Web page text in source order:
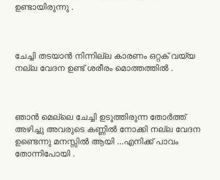
ഉണ്ടായിരുന്നു .
ചേച്ചി തടയാൻ നിന്നില്ല കാരണം ഒറ്റക് വയ്യ
നല്ല വേദന ഉണ്ട് ശരീരം മൊത്തത്തിൽ .
ഞാൻ മെല്ലെ ചേച്ചി ഉടുത്തിരുന്ന തോർത്ത്
അഴിച്ചു അവരുടെ കണ്ണിൽ നോക്കി നല്ല വേദന
ഉണ്ടെന്നു മനസ്സിൽ ആയി …എനിക്ക് പാവം
തോന്നിപോയി .